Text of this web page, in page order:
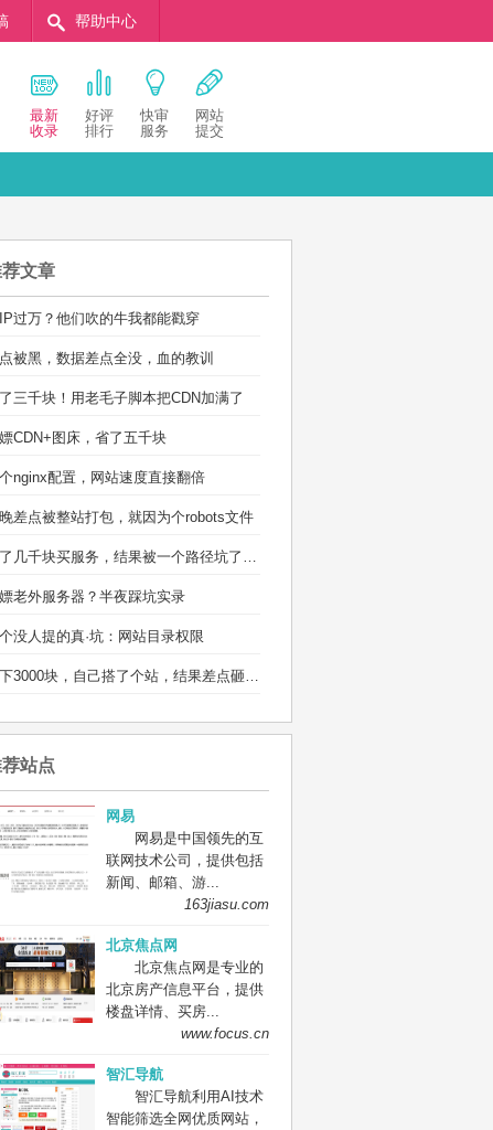
帮助中心
最新
收录
好评
排行
快审
服务
网站
提交
文章
过万？他们吹的牛我都能戳穿
被黑，数据差点全没，血的教训
三千块！用老毛子脚本把CDN加满了
CDN+图床，省了五千块
nginx配置，网站速度直接翻倍
差点被整站打包，就因为个robots文件
省了几千块买服务，结果被一个路径坑了两宿
老外服务器？半夜踩坑实录
没人提的真·坑：网站目录权限
省下3000块，自己搭了个站，结果差点砸电脑
站点
网易
网易是中国领先的互
联网技术公司，提供包括
新闻、邮箱、游...
163jiasu.com
北京焦点网
北京焦点网是专业的
北京房产信息平台，提供
楼盘详情、买房...
www.focus.cn
智汇导航
智汇导航利用AI技术
智能筛选全网优质网站，